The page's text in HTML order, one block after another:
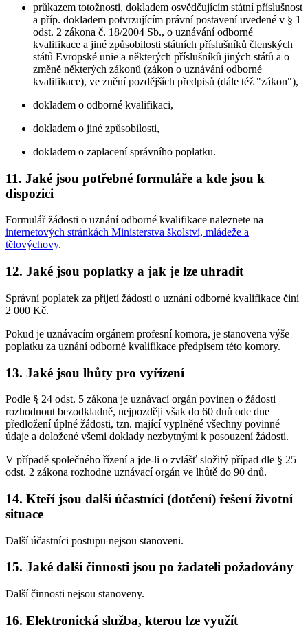
průkazem totožnosti, dokladem osvědčujícím státní příslušnost
a příp. dokladem potvrzujícím právní postavení uvedené v § 1
odst. 2 zákona č. 18/2004 Sb., o uznávání odborné
kvalifikace a jiné způsobilosti státních příslušníků členských
států Evropské unie a některých příslušníků jiných států a o
změně některých zákonů (zákon o uznávání odborné
kvalifikace), ve znění pozdějších předpisů (dále též "zákon"),
dokladem o odborné kvalifikaci,
dokladem o jiné způsobilosti,
dokladem o zaplacení správního poplatku.
11. Jaké jsou potřebné formuláře a kde jsou k
dispozici
Formulář žádosti o uznání odborné kvalifikace naleznete na
internetových stránkách Ministerstva školství, mládeže a
tělovýchovy.
12. Jaké jsou poplatky a jak je lze uhradit
Správní poplatek za přijetí žádosti o uznání odborné kvalifikace činí
2 000 Kč.
Pokud je uznávacím orgánem profesní komora, je stanovena výše
poplatku za uznání odborné kvalifikace předpisem této komory.
13. Jaké jsou lhůty pro vyřízení
Podle § 24 odst. 5 zákona je uznávací orgán povinen o žádosti
rozhodnout bezodkladně, nejpozději však do 60 dnů ode dne
předložení úplné žádosti, tzn. mající vyplněné všechny povinné
údaje a doložené všemi doklady nezbytnými k posouzení žádosti.
V případě společného řízení a jde-li o zvlášť složitý případ dle § 25
odst. 2 zákona rozhodne uznávací orgán ve lhůtě do 90 dnů.
14. Kteří jsou další účastníci (dotčení) řešení životní
situace
Další účastníci postupu nejsou stanoveni.
15. Jaké další činnosti jsou po žadateli požadovány
Další činnosti nejsou stanoveny.
16. Elektronická služba, kterou lze využít